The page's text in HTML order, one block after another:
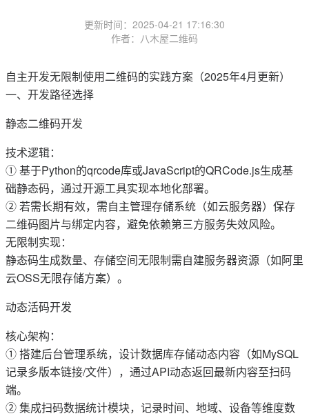
更新时间：2025-04-21 17:16:30
作者：八木屋二维码
自主开发无限制使用二维码的实践方案（2025年4月更新）
一、‌开发路径选择‌
静态二维码开发‌
技术逻辑‌：
① 基于Python的qrcode库或JavaScript的QRCode.js生成基
础静态码，通过开源工具实现本地化部署‌。
② 若需长期有效，需自主管理存储系统（如云服务器）保存
二维码图片与绑定内容，避免依赖第三方服务失效风险‌。
无限制实现‌：
静态码生成数量、存储空间无限制需自建服务器资源（如阿里
云OSS无限存储方案）‌。
动态活码开发‌
核心架构‌：
① 搭建后台管理系统，设计数据库存储动态内容（如MySQL
记录多版本链接/文件），通过API动态返回最新内容至扫码
端‌。
② 集成扫码数据统计模块，记录时间、地域、设备等维度数